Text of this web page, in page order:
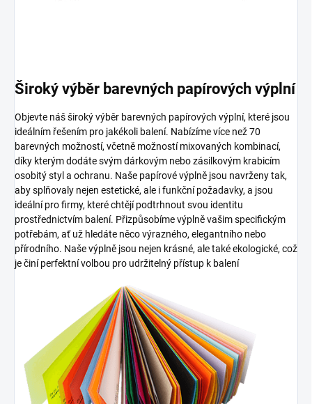
Široký výběr barevných papírových výplní
Objevte náš široký výběr barevných papírových výplní, které jsou
ideálním řešením pro jakékoli balení. Nabízíme více než 70
barevných možností, včetně možností mixovaných kombinací,
díky kterým dodáte svým dárkovým nebo zásilkovým krabicím
osobitý styl a ochranu. Naše papírové výplně jsou navrženy tak,
aby splňovaly nejen estetické, ale i funkční požadavky, a jsou
ideální pro firmy, které chtějí podtrhnout svou identitu
prostřednictvím balení. Přizpůsobíme výplně vašim specifickým
potřebám, ať už hledáte něco výrazného, elegantního nebo
přírodního. Naše výplně jsou nejen krásné, ale také ekologické, což
je činí perfektní volbou pro udržitelný přístup k balení